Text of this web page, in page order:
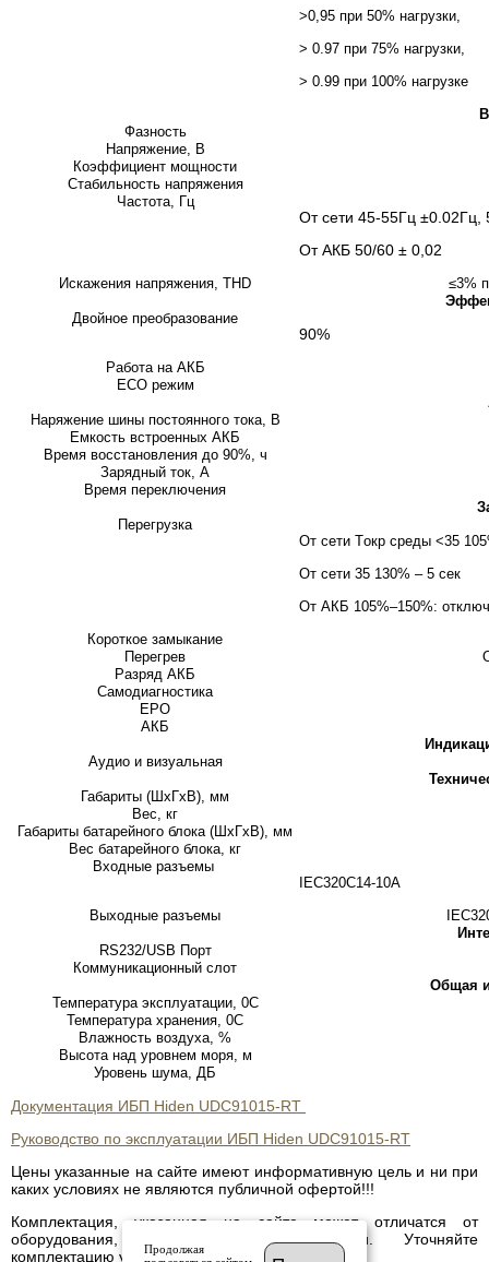
>0,95 при 50% нагрузки,
> 0.97 при 75% нагрузки,
> 0.99 при 100% нагрузке
Фазность
Напряжение, В
Коэффициент мощности
Стабильность напряжения
Частота, Гц
От сети 45-55Гц
От АКБ 50/60 ± 0,02
Искажения напряжения, THD
≤3%
Двойное преобразование
90%
Работа на АКБ
ECO режим
Наряжение шины постоянного тока, В
Емкость встроенных АКБ
Время восстановления до 90%, ч
Зарядный ток, А
Время переключения
Перегрузка
От сети Tокр среды <35
От сети 35 130% – 5 сек
От АКБ 105%–150%:
Короткое замыкание
Перегрев
Разряд АКБ
Самодиагностика
EPO
АКБ
Аудио и визуальная
Габариты (ШхГхВ), мм
Вес, кг
Габариты батарейного блока (ШхГхВ), мм
Вес батарейного блока, кг
Входные разъемы
IEC320C14-10A
Выходные разъемы
RS232/USB Порт
Коммуникационный слот
Общая
Температура эксплуатации, 0С
Температура хранения, 0С
Влажность воздуха, %
Высота над уровнем моря, м
Уровень шума, ДБ
Документация ИБП Hiden UDC91015-RT
Руководство по эксплуатации ИБП Hiden UDC91015-RT
Цены указанные на сайте имеют информативную цель и ни при
каких условиях не являются публичной офертой!!!
Комплектация, указанная на сайте может отличатся от
оборудования, имеющегося в наличии. Уточняйте
комплектацию у менеджера.
Продолжая